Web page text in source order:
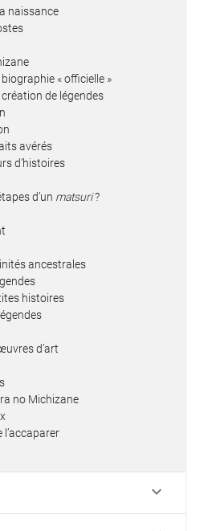
naissance
biographie « officielle »
de légendes
avérés
d’histoires
d’un matsuri?
ancestrales
histoires
d’art
no Michizane
l’accaparer
keyboard_arrow_down